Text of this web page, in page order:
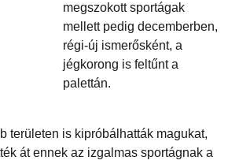
megszokott sportágak
mellett pedig decemberben,
régi-új ismerősként, a
jégkorong is feltűnt a
palettán.
területen is kipróbálhatták magukat,
át ennek az izgalmas sportágnak a